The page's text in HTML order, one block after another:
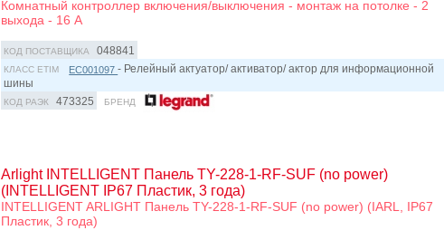
Комнатный контроллер включения/выключения - монтаж на потолке - 2
выхода - 16 А
КОД ПОСТАВЩИКА 048841
КЛАСС ETIM EC001097- Релейный актуатор/ активатор/ актор для информационной
шины
КОД РАЭК 473325 БРЕНД
Arlight INTELLIGENT Панель TY-228-1-RF-SUF (no power)
(INTELLIGENT IP67 Пластик, 3 года)
INTELLIGENT ARLIGHT Панель TY-228-1-RF-SUF (no power) (IARL, IP67
Пластик, 3 года)